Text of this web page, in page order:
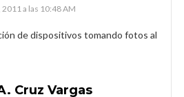
a las 10:48 AM
de dispositivos tomando fotos al
Cruz Vargas